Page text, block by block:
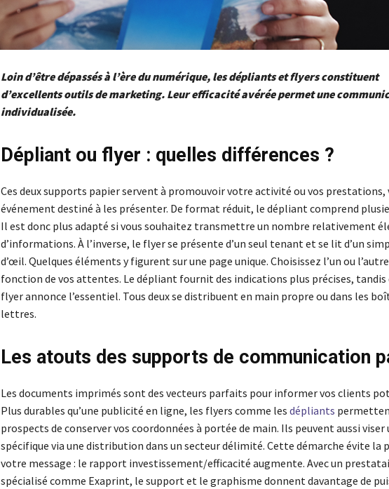
Loin d’être dépassés à l’ère du numérique, les dépliants et flyers constituent
d’excellents outils de marketing. Leur efficacité avérée permet une
individualisée.
Dépliant ou flyer : quelles différences ?
Ces deux supports papier servent à promouvoir votre activité ou vos prestations,
événement destiné à les présenter. De format réduit, le dépliant comprend
Il est donc plus adapté si vous souhaitez transmettre un nombre relativement
d’informations. À l’inverse, le flyer se présente d’un seul tenant et se lit d’un
d’œil. Quelques éléments y figurent sur une page unique. Choisissez l’un ou
fonction de vos attentes. Le dépliant fournit des indications plus précises, tandis
flyer annonce l’essentiel. Tous deux se distribuent en main propre ou dans les
lettres.
Les atouts des supports de communication
Les documents imprimés sont des vecteurs parfaits pour informer vos clients
Plus durables qu’une publicité en ligne, les flyers comme les dépliants
prospects de conserver vos coordonnées à portée de main. Ils peuvent aussi viser
spécifique via une distribution dans un secteur délimité. Cette démarche évite la
votre message : le rapport investissement/efficacité augmente. Avec un
spécialisé comme Exaprint, le support et le graphisme donnent davantage de